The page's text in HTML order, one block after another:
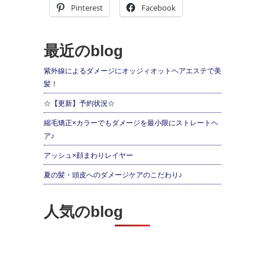
Pinterest Facebook
最近のblog
紫外線によるダメージにオッジィオットヘアエステで美
髪！
☆【更新】予約状況☆
縮毛矯正×カラーでもダメージを最小限にストレートヘ
ア♪
アッシュ×顔まわりレイヤー
夏の髪・頭皮へのダメージケアのこだわり♪
人気のblog